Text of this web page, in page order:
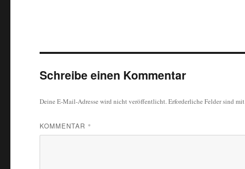
Schreibe einen Kommentar
Deine E-Mail-Adresse wird nicht veröffentlicht.Erforderliche Felder sind mit
KOMMENTAR *